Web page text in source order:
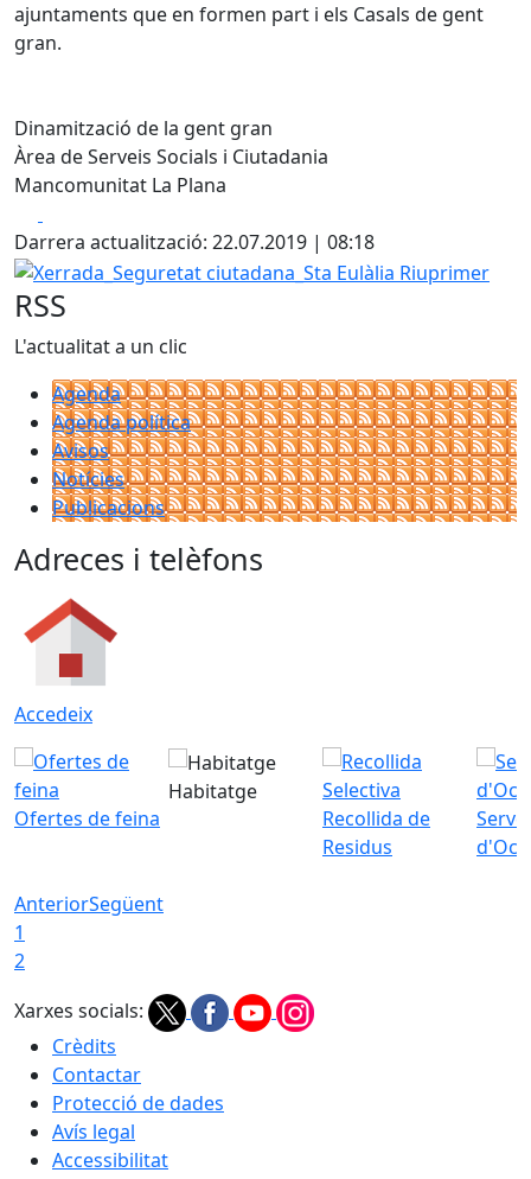
ajuntaments que en formen part i els Casals de gent
gran.
Dinamització de la gent gran
Àrea de Serveis Socials i Ciutadania
Mancomunitat La Plana
Darrera actualització: 22.07.2019 | 08:18
Xerrada_Seguretat ciutadana_Sta Eulàlia Riuprimer
RSS
L'actualitat a un clic
Agenda
Agenda política
Avisos
Notícies
Publicacions
Adreces i telèfons
Accedeix
Ofertes de feina
Habitatge
Recollida de
Residus
Servei
AnteriorSegüent
1
2
Xarxes socials:
Crèdits
Contactar
Protecció de dades
Avís legal
Accessibilitat